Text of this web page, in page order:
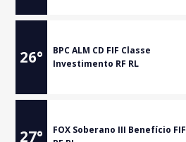
26°
BPC ALM CD FIF Classe
Investimento RF RL
27°
FOX Soberano III Benefício FIF